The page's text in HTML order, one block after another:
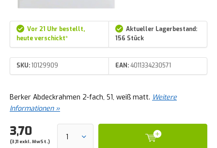
Vor 21 Uhr bestellt,
heute verschickt*
Aktueller Lagerbestand:
156 Stück
SKU:10129909 EAN:4011334230571
Berker Abdeckrahmen 2-fach, S1, weiß matt. Weitere
Informationen »
3,70
(3,11 exkl. MwSt.)